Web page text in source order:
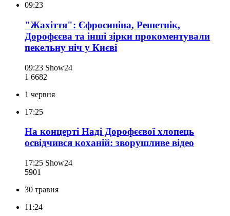
09:23
"Жахіття": Єфросиніна, Решетнік,
Дорофєєва та інші зірки прокоментували
пекельну ніч у Києві
09:23 Show24
1 6682
1 червня
17:25
На концерті Наді Дорофєєвої хлопець
освідчився коханій: зворушливе відео
17:25 Show24
5901
30 травня
11:24